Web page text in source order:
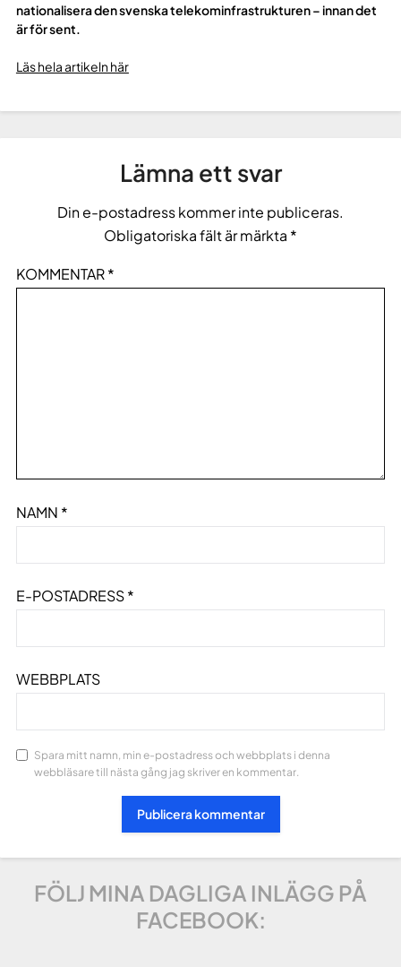
nationalisera den svenska telekominfrastrukturen – innan det
är för sent.
Läs hela artikeln här
Lämna ett svar
Din e-postadress kommer inte publiceras.
Obligatoriska fält är märkta *
KOMMENTAR*
NAMN *
E-POSTADRESS*
WEBBPLATS
Spara mitt namn, min e-postadress och webbplats i denna
webbläsare till nästa gång jag skriver en kommentar.
FÖLJ MINA DAGLIGA INLÄGG PÅ
FACEBOOK: